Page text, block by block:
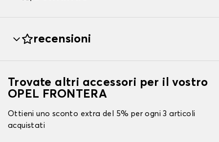
recensioni
Trovate altri accessori per il vostro
OPEL FRONTERA
Ottieni uno sconto extra del 5% per ogni 3 articoli
acquistati